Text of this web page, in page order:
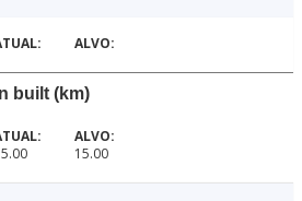
built (km)
15.00